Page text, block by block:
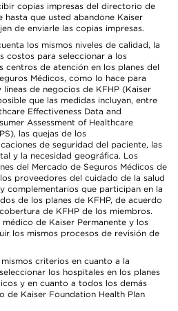
copias impresas del directorio de
hasta que usted abandone Kaiser
de enviarle las copias impresas.
los mismos niveles de calidad, la
costos para seleccionar a los
centros de atención en los planes del
Médicos, como lo hace para
de negocios de KFHP (Kaiser
que las medidas incluyan, entre
Effectiveness Data and
Assessment of Healthcare
las quejas de los
de seguridad del paciente, las
y la necesidad geográfica. Los
del Mercado de Seguros Médicos de
proveedores del cuidado de la salud
complementarios que participan en la
de los planes de KFHP, de acuerdo
de KFHP de los miembros.
de Kaiser Permanente y los
los mismos procesos de revisión de
criterios en cuanto a la
los hospitales en los planes
y en cuanto a todos los demás
de Kaiser Foundation Health Plan